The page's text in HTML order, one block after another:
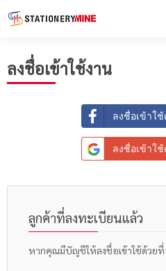
ลงชื่อเข้าใช้งาน
ลงชื่อเข้าใช้ด้
ลงชื่อเข้าใช้
ลูกค้าที่ลงทะเบียนแล้ว
หากคุณมีบัญชีให้ลงชื่อเข้าใช้ด้วย